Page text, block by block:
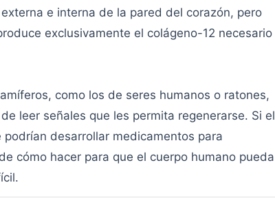
e interna de la pared del corazón, pero
exclusivamente el colágeno-12 necesario
como los de seres humanos o ratones,
leer señales que les permita regenerarse. Si el
desarrollar medicamentos para
cómo hacer para que el cuerpo humano pueda